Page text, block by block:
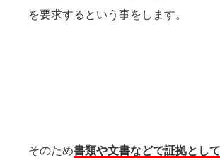
を要求するという事をします。
そのため書類や文書などで証拠とし